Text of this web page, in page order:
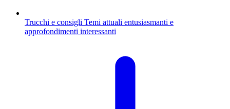
Trucchi e consigli Temi attuali entusiasmanti e
approfondimenti interessanti